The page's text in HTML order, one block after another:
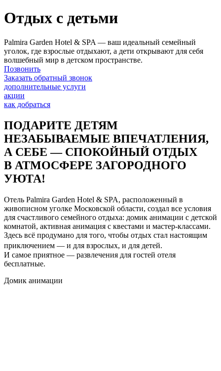
Отдых с детьми
Palmira Garden Hotel & SPA — ваш идеальный семейный
уголок, где взрослые отдыхают, а дети открывают для себя
волшебный мир в детском пространстве.
Позвонить
Заказать обратный звонок
дополнительные услуги
акции
как добраться
ПОДАРИТЕ ДЕТЯМ
НЕЗАБЫВАЕМЫЕ ВПЕЧАТЛЕНИЯ,
А СЕБЕ — СПОКОЙНЫЙ ОТДЫХ
В АТМОСФЕРЕ ЗАГОРОДНОГО
УЮТА!
Отель Palmira Garden Hotel & SPA, расположенный в
живописном уголке Московской области, создал все условия
для счастливого семейного отдыха: домик анимации с детской
комнатой, активная анимация с квестами и мастер-классами.
Здесь всё продумано для того, чтобы отдых стал настоящим
приключением — и для взрослых, и для детей.
И самое приятное — развлечения для гостей отеля
бесплатные.
Домик анимации